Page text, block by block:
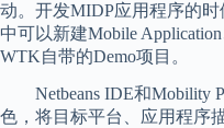
动。开发MIDP应用程序的
中可以新建Mobile
WTK自带的Demo项目。
Netbeans IDE和Mobility
色，将目标平台、应用程序